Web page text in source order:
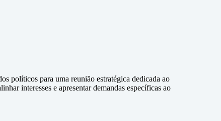
políticos para uma reunião estratégica dedicada ao
interesses e apresentar demandas específicas ao